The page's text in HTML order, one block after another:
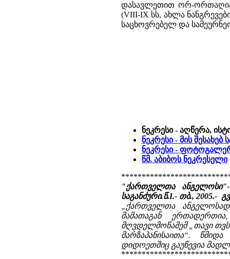
დასავლეთით ორ-
(VIII-IX სს, ახლა
საცხოვრებელ და
ნეკრესი - აღწერა,
ნეკრესი - მის
ნეკრესი -
წმ. აბიბოს ნეკრესელი
"ქართველთა
საგანძური.წ.I.- თბ., 2005.-
„ქართველთა
მამათაგან
მღვდელმოწამემ „თავი
მარზაპანისაითა“.
დიდოეთშიც გაუწევია